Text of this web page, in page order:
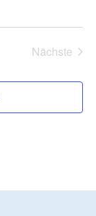
Nächste